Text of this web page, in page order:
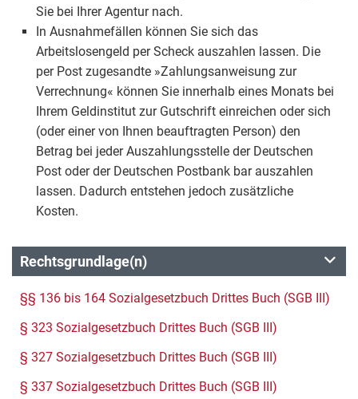
Sie bei Ihrer Agentur nach.
In Ausnahmefällen können Sie sich das
Arbeitslosengeld per Scheck auszahlen lassen. Die
per Post zugesandte »Zahlungsanweisung zur
Verrechnung« können Sie innerhalb eines Monats bei
Ihrem Geldinstitut zur Gutschrift einreichen oder sich
(oder einer von Ihnen beauftragten Person) den
Betrag bei jeder Auszahlungsstelle der Deutschen
Post oder der Deutschen Postbank bar auszahlen
lassen. Dadurch entstehen jedoch zusätzliche
Kosten.
Rechtsgrundlage(n)
§§ 136 bis 164 Sozialgesetzbuch Drittes Buch (SGB III)
§ 323 Sozialgesetzbuch Drittes Buch (SGB III)
§ 327 Sozialgesetzbuch Drittes Buch (SGB III)
§ 337 Sozialgesetzbuch Drittes Buch (SGB III)